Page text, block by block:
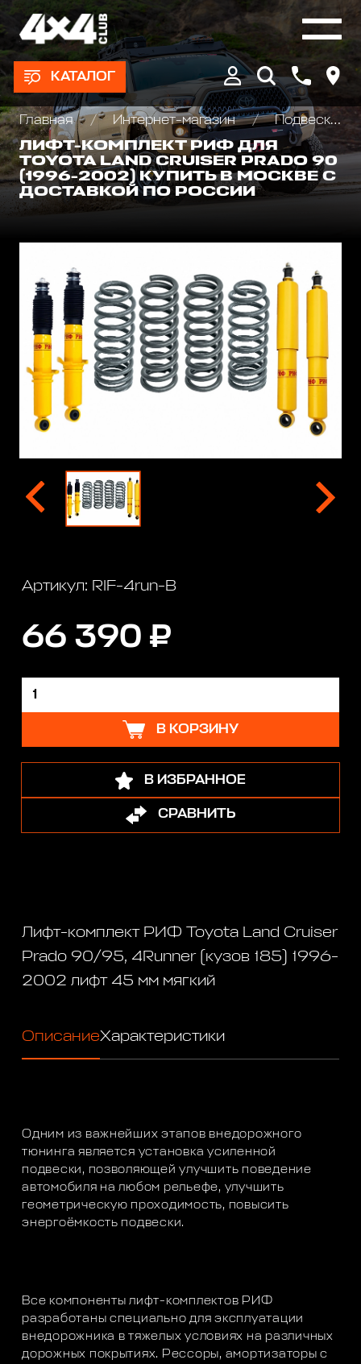
КАТАЛОГ
Главная Интернет-магазин
Подвеска/Лифт комплекты
ЛИФТ-КОМПЛЕКТ РИФ ДЛЯ
TOYOTA LAND CRUISER PRADO 90
(1996-2002) КУПИТЬ В МОСКВЕ С
ДОСТАВКОЙ ПО РОССИИ
Артикул: RIF-4run-B
66 390 ₽
В КОРЗИНУ
В ИЗБРАННОЕ
СРАВНИТЬ
Лифт-комплект РИФ Toyota Land Cruiser
Prado 90/95, 4Runner (кузов 185) 1996-
2002 лифт 45 мм мягкий
ОписаниеХарактеристики
Одним из важнейших этапов внедорожного
тюнинга является установка усиленной
подвески, позволяющей улучшить поведение
автомобиля на любом рельефе, улучшить
геометрическую проходимость, повысить
энергоёмкость подвески.
Все компоненты лифт-комплектов РИФ
разработаны специально для эксплуатации
внедорожника в тяжелых условиях на различных
дорожных покрытиях. Рессоры, амортизаторы с